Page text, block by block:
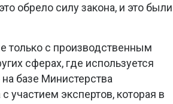
обрело силу закона, и это были
только с производственным
сферах, где используется
базе Министерства
участием экспертов, которая в